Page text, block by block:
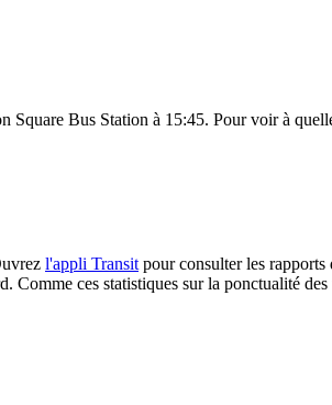
Bus Station à 15:45. Pour voir à
l'appli Transit pour consulter les rapports
ces statistiques sur la ponctualité des